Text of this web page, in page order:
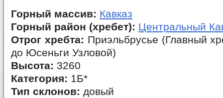
Горный массив: Кавказ
Горный район (хребет): Центральный
Отрог хребта: Приэльбрусье (Главный
до Юсеньги Узловой)
Высота: 3260
Категория: 1Б*
Тип склонов: довый